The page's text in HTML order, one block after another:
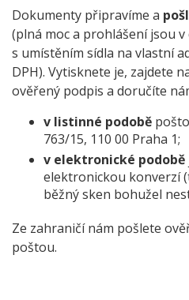
Dokumenty připravíme a
(plná moc a prohlášení jsou
s umístěním sídla na vlastní
DPH). Vytisknete je, zajdete
ověřený podpis a doručíte
v listinné podobě
763/15, 110 00 Praha 1;
v elektronické podobě
elektronickou konverzí
běžný sken bohužel
Ze zahraničí nám pošlete
poštou.